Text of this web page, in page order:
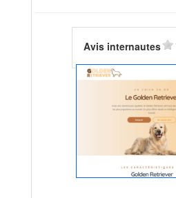
Avis internautes